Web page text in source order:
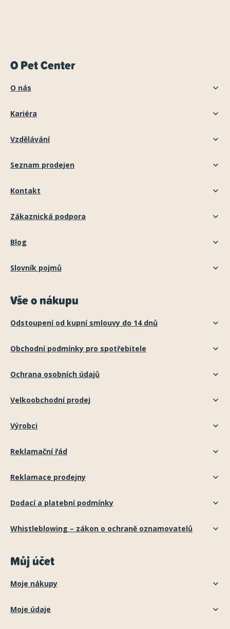
O Pet Center
O nás
Kariéra
Vzdělávání
Seznam prodejen
Kontakt
Zákaznická podpora
Blog
Slovník pojmů
Vše o nákupu
Odstoupení od kupní smlouvy do 14 dnů
Obchodní podmínky pro spotřebitele
Ochrana osobních údajů
Velkoobchodní prodej
Výrobci
Reklamační řád
Reklamace prodejny
Dodací a platební podmínky
Whistleblowing – zákon o ochraně oznamovatelů
Můj účet
Moje nákupy
Moje údaje